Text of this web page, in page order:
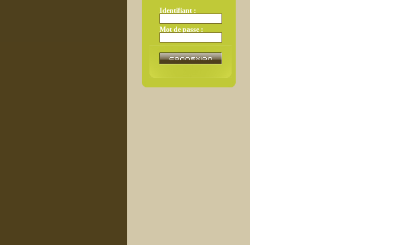
Identifiant :
Mot de passe :